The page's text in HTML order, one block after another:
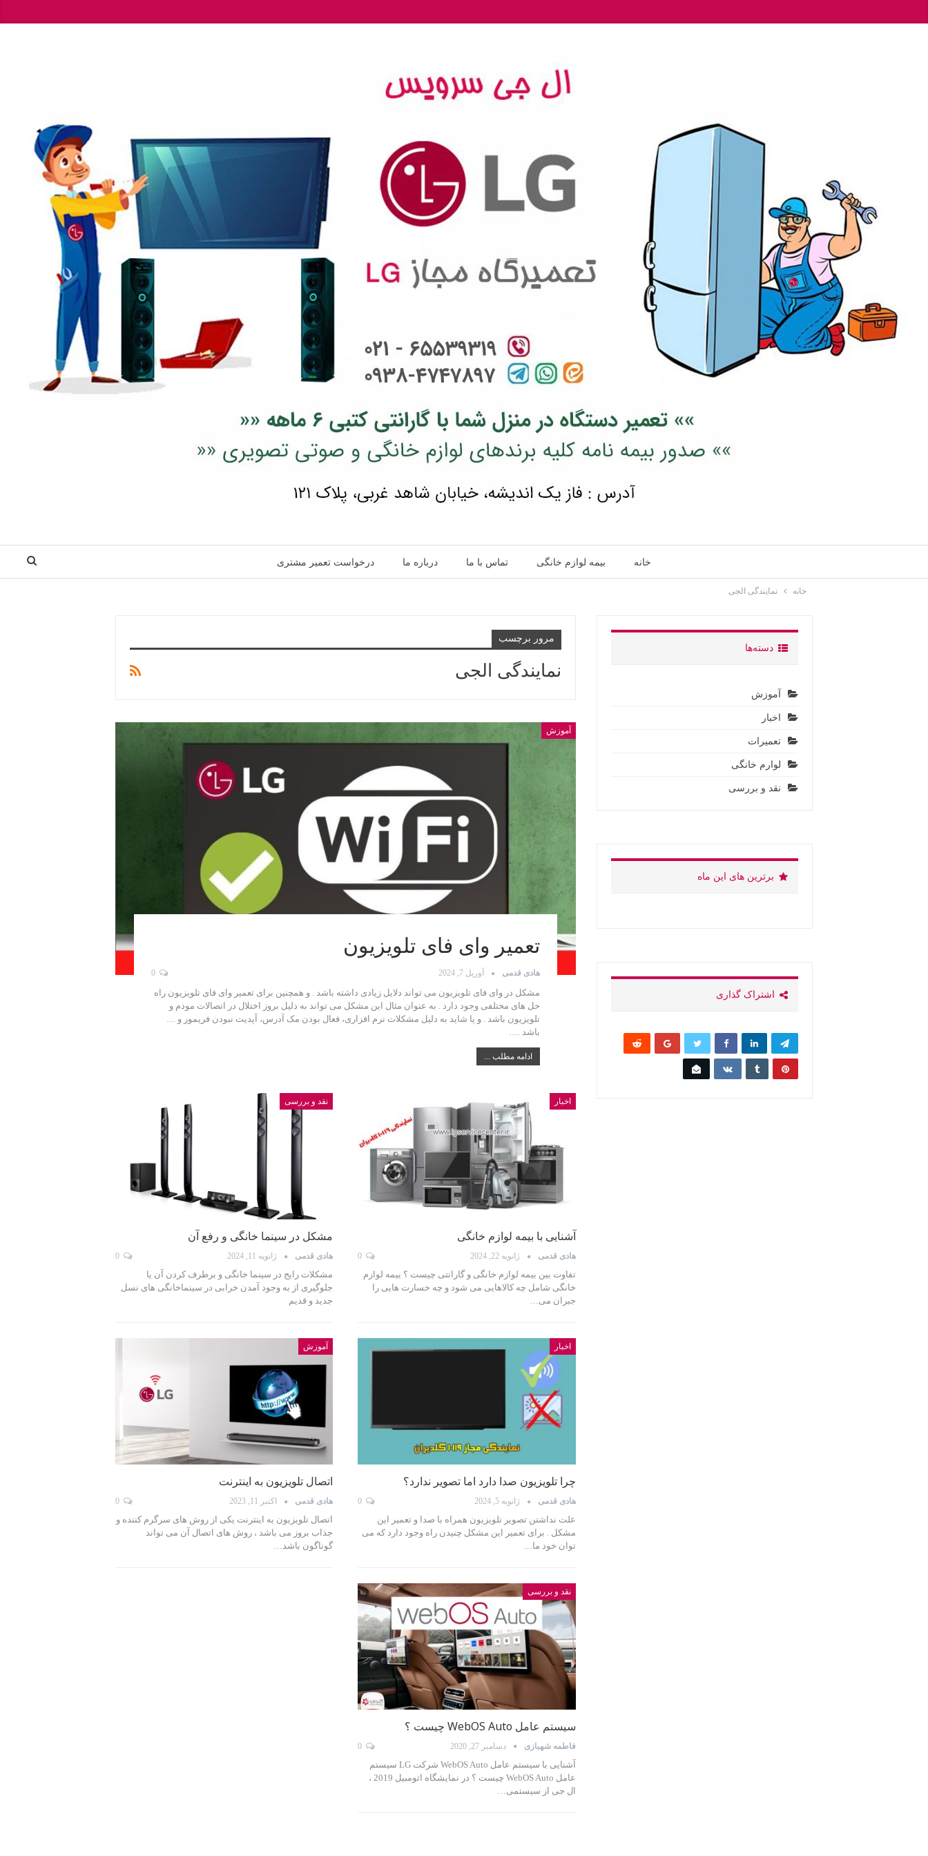
خانه بیمه لوازم خانگی تماس با ما درباره ما درخواست تعمیر مشتری
خانه نمایندگی الجی
مرور برچسب
نمایندگی الجی
آموزش
تعمیر وای فای تلویزیون
هادی قدمی آوریل 7, 2024 0
مشکل در وای فای تلویزیون می تواند دلایل زیادی داشته باشد . و همچنین برای تعمیر وای فای تلویزیون راه
حل های مختلفی وجود دارد . به عنوان مثال این مشکل می تواند به دلیل بروز اختلال در اتصالات مودم و
تلویزیون باشد . و یا شاید به دلیل مشکلات نرم‌ افزاری، فعال بودن مک آدرس، آپدیت نبودن فریمور و …
باشد .…
ادامه مطلب ...
اخبار
آشنایی با بیمه لوازم خانگی
هادی قدمی ژانویه 22, 2024
تفاوت بین بیمه لوازم خانگی و گارانتی چیست ؟ بیمه لوازم
خانگی شامل چه کالاهایی می شود و چه خسارت هایی را
جبران می…
نقد و بررسی
مشکل در سینما خانگی و رفع آن
هادی قدمی ژانویه 11, 2024
مشکلات رایج در سینما خانگی و برطرف کردن آن یا
جلوگیری از به وجود آمدن خرابی در سینماخانگی های نسل
جدید و قدیم
اخبار
چرا تلویزیون صدا دارد اما تصویر ندارد؟
هادی قدمی ژانویه 5, 2024
علت نداشتن تصویر تلویزیون همراه با صدا و تعمیر این
مشکل . برای تعمیر این مشکل چنیدن راه وجود دارد که می
توان خود ما…
آموزش
اتصال تلویزیون به اینترنت
هادی قدمی اکتبر 11, 2023
اتصال تلویزیون به اینترنت یکی از روش های سرگرم کننده و
جذاب بروز می باشد ، روش های اتصال آن می تواند
گوناگون باشد…
نقد و بررسی
سیستم عامل WebOS Auto چیست ؟
فاطمه شهبازی دسامبر 27, 2020
آشنایی با سیستم عامل WebOS Auto شرکت LG سیستم
عامل WebOS Auto چیست ؟ در نمایشگاه اتومبیل 2019 ،
ال‌‌‌ جی از سیستمی…
دسته‌ها
آموزش
اخبار
تعمیرات
لوارم خانگی
نقد و بررسی
برترین های این ماه
اشتراک گذاری